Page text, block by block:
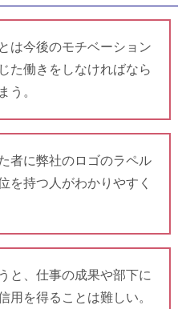
は今後のモチベーション
た働きをしなければなら
う。
者に弊社のロゴのラペル
を持つ人がわかりやすく
と、仕事の成果や部下に
用を得ることは難しい。